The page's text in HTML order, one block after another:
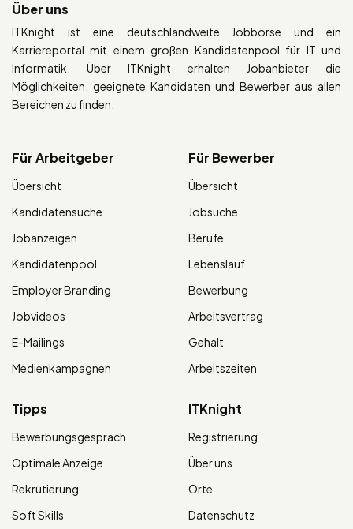
Über uns
ITKnight ist eine deutschlandweite Jobbörse und ein
Karriereportal mit einem großen Kandidatenpool für IT und
Informatik. Über ITKnight erhalten Jobanbieter die
Möglichkeiten, geeignete Kandidaten und Bewerber aus allen
Bereichen zu finden.
Für Arbeitgeber
Übersicht
Kandidatensuche
Jobanzeigen
Kandidatenpool
Employer Branding
Jobvideos
E-Mailings
Medienkampagnen
Für Bewerber
Übersicht
Jobsuche
Berufe
Lebenslauf
Bewerbung
Arbeitsvertrag
Gehalt
Arbeitszeiten
Tipps
Bewerbungsgespräch
Optimale Anzeige
Rekrutierung
Soft Skills
ITKnight
Registrierung
Über uns
Orte
Datenschutz